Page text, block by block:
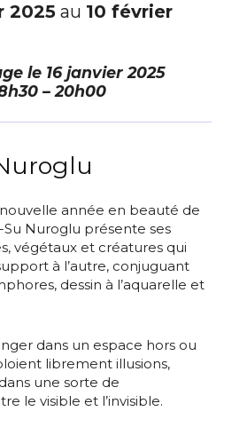
2025 au 10 février
le 16 janvier 2025
– 20h00
année en beauté de
Su Nuroglu présente ses
végétaux et créatures qui
à l’autre, conjuguant
dessin à l’aquarelle et
dans un espace hors ou
librement illusions,
une sorte de
le visible et l’invisible.